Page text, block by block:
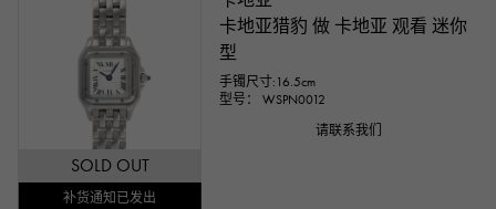
SOLD OUT
补货通知已发出
卡地亚猎豹 做 卡地亚 观看 迷你
型
手镯尺寸:16.5cm
型号： WSPN0012
请联系我们